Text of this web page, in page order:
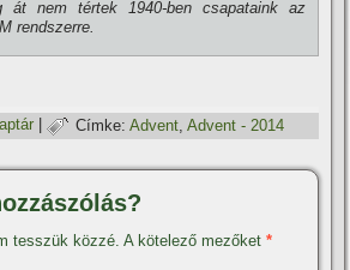
át nem tértek 1940-ben csapataink az
rendszerre.
| Címke: Advent ,Advent - 2014
tesszük közzé. A kötelező mezőket*